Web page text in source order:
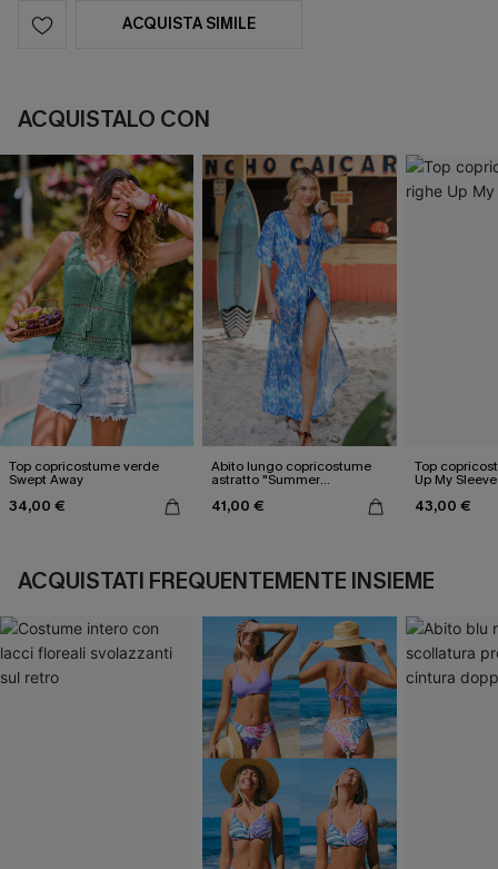
ACQUISTA SIMILE
ACQUISTALO CON
Top copricostume verde
Swept Away
34,00 €
Abito lungo copricostume
astratto "Summer
41,00 €
Top
Up My Sleeve
43,00 €
ACQUISTATI FREQUENTEMENTE INSIEME